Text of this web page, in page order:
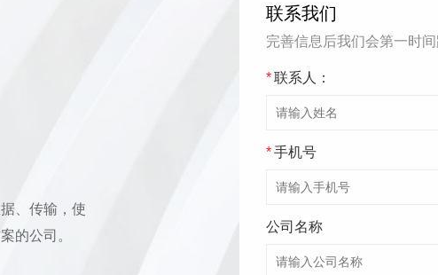
、传输，使
的公司。
联系我们
完善信息后我们会第一时
*联系人：
*手机号
公司名称